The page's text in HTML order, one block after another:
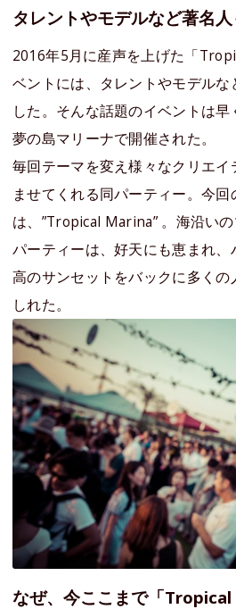
タレントやモデルなど著名人
2016年5月に産声を上げた「
ベントには、タレントやモデル
した。そんな話題のイベントは
夢の島マリーナで開催された。
毎回テーマを変え様々なクリエイ
ませてくれる同パーティー。今回
は、”Tropical Marina” 。海沿い
パーティーは、好天にも恵まれ
高のサンセットをバックに多く
しれた。
なぜ、今ここまで「